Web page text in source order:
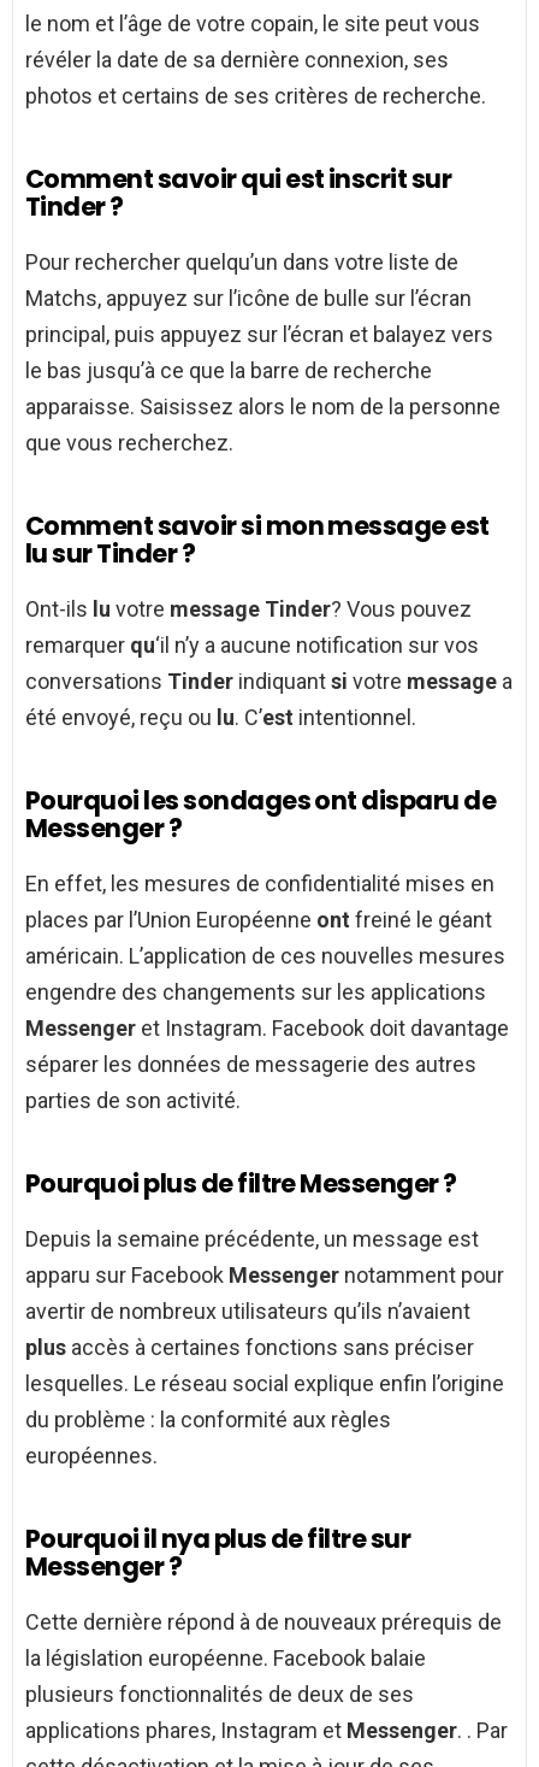
le nom et l’âge de votre copain, le site peut vous
révéler la date de sa dernière connexion, ses
photos et certains de ses critères de recherche.
Comment savoir qui est inscrit sur
Tinder ?
Pour rechercher quelqu’un dans votre liste de
Matchs, appuyez sur l’icône de bulle sur l’écran
principal, puis appuyez sur l’écran et balayez vers
le bas jusqu’à ce que la barre de recherche
apparaisse. Saisissez alors le nom de la personne
que vous recherchez.
Comment savoir si mon message est
lu sur Tinder ?
Ont-ils lu votre message Tinder? Vous pouvez
remarquer qu‘il n’y a aucune notification sur vos
conversations Tinder indiquantsi votre message a
été envoyé, reçu ou lu. C’est intentionnel.
Pourquoi les sondages ont disparu de
Messenger ?
En effet, les mesures de confidentialité mises en
places par l’Union Européenne ont freiné le géant
américain. L’application de ces nouvelles mesures
engendre des changements sur les applications
Messenger et Instagram. Facebook doit davantage
séparer les données de messagerie des autres
parties de son activité.
Pourquoi plus de filtre Messenger ?
Depuis la semaine précédente, un message est
apparu sur Facebook Messenger notamment pour
avertir de nombreux utilisateurs qu’ils n’avaient
plus accès à certaines fonctions sans préciser
lesquelles. Le réseau social explique enfin l’origine
du problème : la conformité aux règles
européennes.
Pourquoi il nya plus de filtre sur
Messenger ?
Cette dernière répond à de nouveaux prérequis de
la législation européenne. Facebook balaie
plusieurs fonctionnalités de deux de ses
applications phares, Instagram et Messenger. . Par